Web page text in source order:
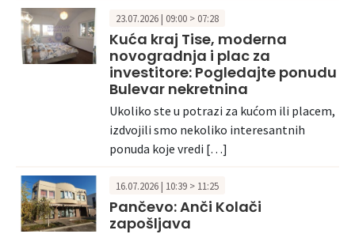
23.07.2026 | 09:00 > 07:28
Kuća kraj Tise, moderna
novogradnja i plac za
investitore: Pogledajte ponudu
Bulevar nekretnina
Ukoliko ste u potrazi za kućom ili placem,
izdvojili smo nekoliko interesantnih
ponuda koje vredi […]
16.07.2026 | 10:39 > 11:25
Pančevo: Anči Kolači
zapošljava